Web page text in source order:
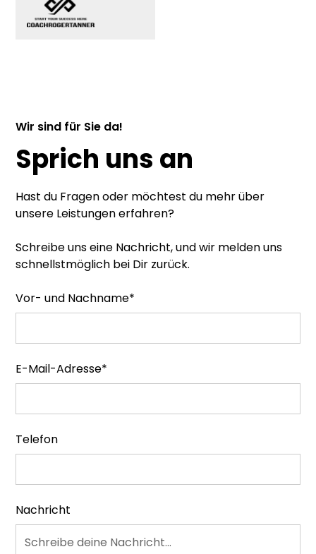
Wir sind für Sie da!
Sprich uns an
Hast du Fragen oder möchtest du mehr über
unsere Leistungen erfahren?
Schreibe uns eine Nachricht, und wir melden uns
schnellstmöglich bei Dir zurück.
Vor- und Nachname*
E-Mail-Adresse*
Telefon
Nachricht